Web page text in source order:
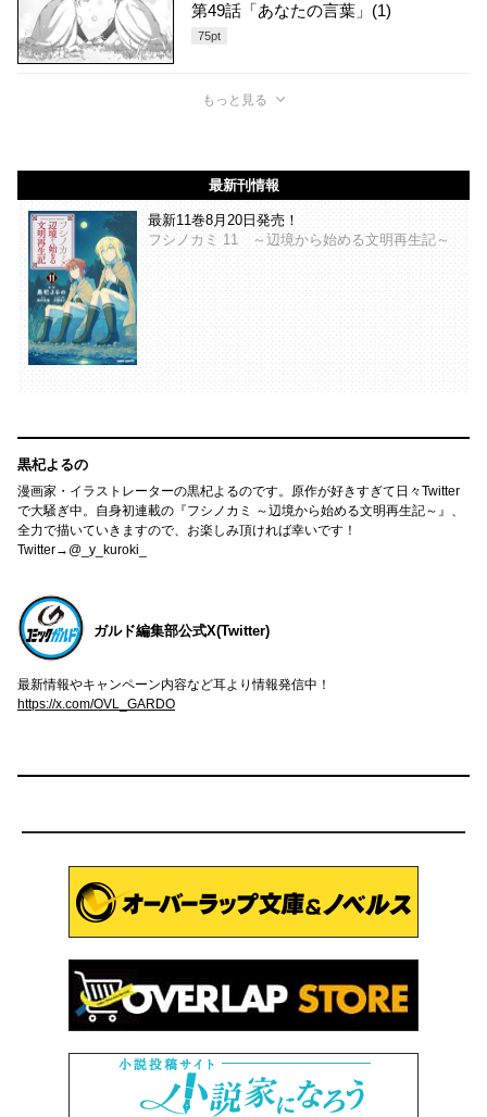
第49話「あなたの言葉」(1)
75pt
もっと見る
最新刊情報
最新11巻8月20日発売！
フシノカミ 11 ～辺境から始める文明再生記～
黒杞よるの
漫画家・イラストレーターの黒杞よるのです。原作が好きすぎて日々Twitter
で大騒ぎ中。自身初連載の『フシノカミ ～辺境から始める文明再生記～』、
全力で描いていきますので、お楽しみ頂ければ幸いです！
Twitter→@_y_kuroki_
ガルド編集部公式X(Twitter)
最新情報やキャンペーン内容など耳より情報発信中！
https://x.com/OVL_GARDO